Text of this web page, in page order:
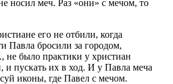
носил меч. Раз «они» с мечом, то
его не отбили, когда
Павла бросили за городом,
не было практики у христиан
и пускать их в ход. И у Павла меча
иконы, где Павел с мечом.